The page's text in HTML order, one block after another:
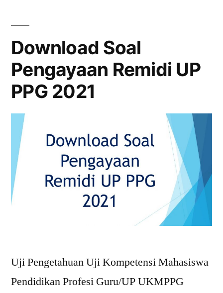
Download Soal
Pengayaan Remidi UP
PPG 2021
Uji Pengetahuan Uji Kompetensi Mahasiswa
Pendidikan Profesi Guru/UP UKMPPG